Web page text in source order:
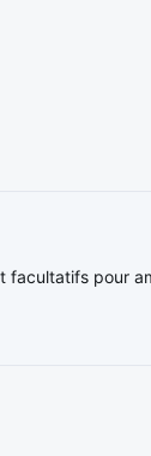
facultatifs pour